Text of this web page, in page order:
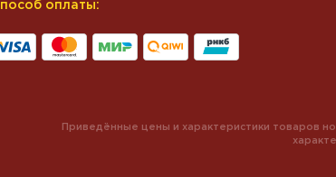
оплаты:
Приведённые цены и характеристики товаров